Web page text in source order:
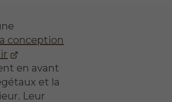
conception
en avant
et la
Leur